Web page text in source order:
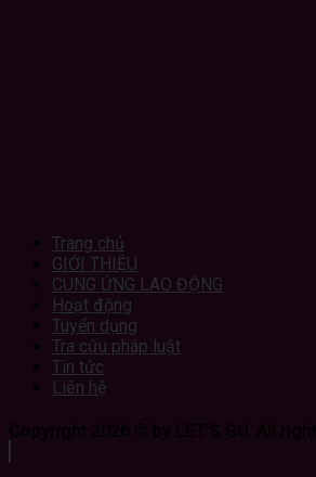
Trang chủ
GIỚI THIỆU
CUNG ỨNG LAO ĐỘNG
Hoạt động
Tuyển dụng
Tra cứu pháp luật
Tin tức
Liên hệ